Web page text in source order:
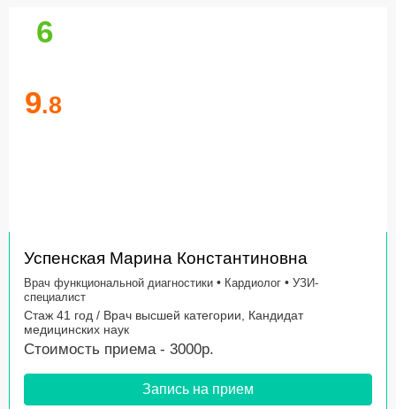
6
9.8
Успенская Марина Константиновна
Врач функциональной диагностики • Кардиолог • УЗИ-
специалист
Стаж 41 год / Врач высшей категории, Кандидат
медицинских наук
Стоимость приема - 3000р.
Запись на прием